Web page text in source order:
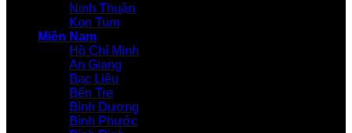
Ninh Thuận
Kon Tum
Miền Nam
Hồ Chí Minh
An Giang
Bạc Liêu
Bến Tre
Bình Dương
Bình Phước